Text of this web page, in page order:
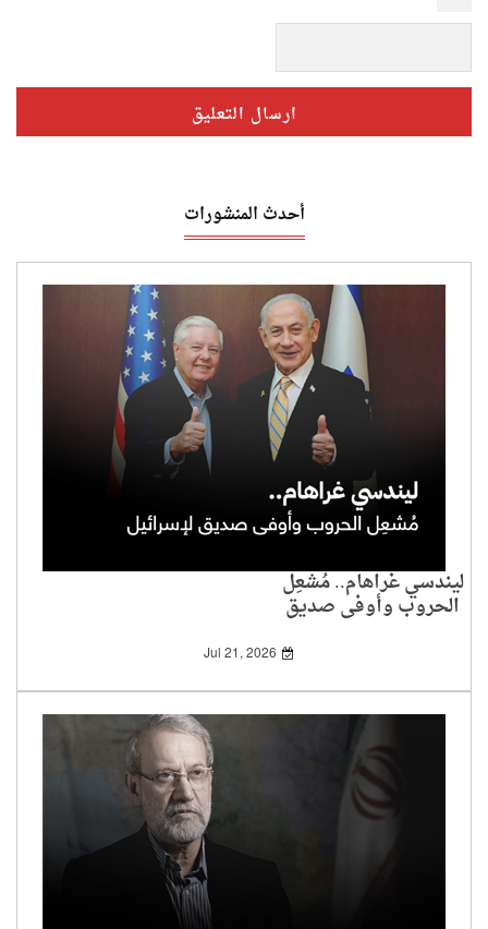
أحدث المنشورات
ليندسي غراهام.. مُشعِل
الحروب وأوفى صديق
Jul 21, 2026